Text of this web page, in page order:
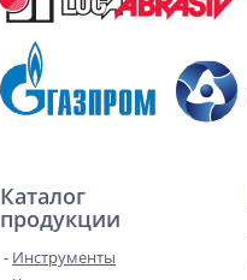
Каталог
продукции
Инструменты